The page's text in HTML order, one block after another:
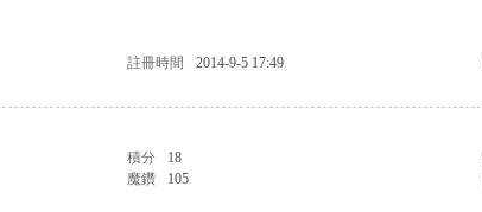
註冊時間 2014-9-5 17:49
積分 18
魔鑽 105